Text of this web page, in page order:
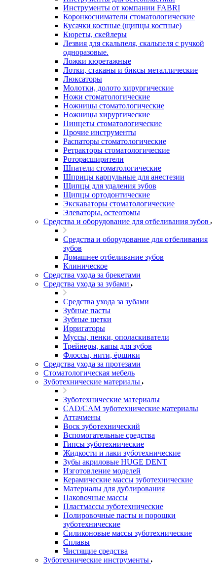
Инструменты от компании FABRI
Коронкосниматели стоматологические
Кусачки костные (щипцы костные)
Кюреты, скейлеры
Лезвия для скальпеля, скальпеля с ручкой
одноразовые.
Ложки кюретажные
Лотки, стаканы и биксы металлические
Люксаторы
Молотки, долото хирургические
Ножи стоматологические
Ножницы стоматологические
Ножницы хирургические
Пинцеты стоматологические
Прочие инструменты
Распаторы стоматологические
Ретракторы стоматологические
Роторасширители
Шпатели стоматологические
Шприцы карпульные для анестезии
Щипцы для удаления зубов
Щипцы ортодонтические
Экскаваторы стоматологические
Элеваторы, остеотомы
Средства и оборудование для отбеливания зубов
Средства и оборудование для отбеливания
зубов
Домашнее отбеливание зубов
Клиническое
Средства ухода за брекетами
Средства ухода за зубами
Средства ухода за зубами
Зубные пасты
Зубные щетки
Ирригаторы
Муссы, пенки, ополаскиватели
Трейнеры, капы для зубов
Флоссы, нити, ёршики
Средства ухода за протезами
Стоматологическая мебель
Зуботехнические материалы
Зуботехнические материалы
CAD/CAM зуботехнические материалы
Аттачмены
Воск зуботехнический
Вспомогательные средства
Гипсы зуботехнические
Жидкости и лаки зуботехнические
Зубы акриловые HUGE DENT
Изготовление моделей
Керамические массы зуботехнические
Материалы для дублирования
Паковочные массы
Пластмассы зуботехнические
Полировочные пасты и порошки
зуботехнические
Силиконовые массы зуботехнические
Сплавы
Чистящие средства
Зуботехнические инструменты